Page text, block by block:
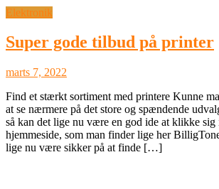
Elektronik
Super gode tilbud på printer
marts 7, 2022
Find et stærkt sortiment med printere Kunne
at se nærmere på det store og spændende
så kan det lige nu være en god ide at klikke sig
hjemmeside, som man finder lige her
lige nu være sikker på at finde […]